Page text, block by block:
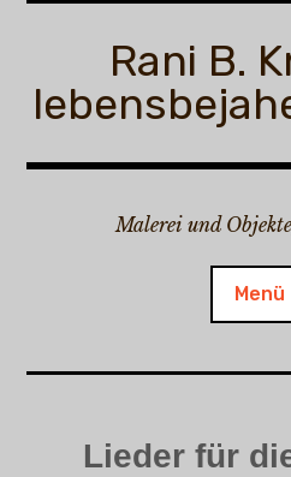
Rani B.
Malerei und
Menü
Malerei
Lieder für